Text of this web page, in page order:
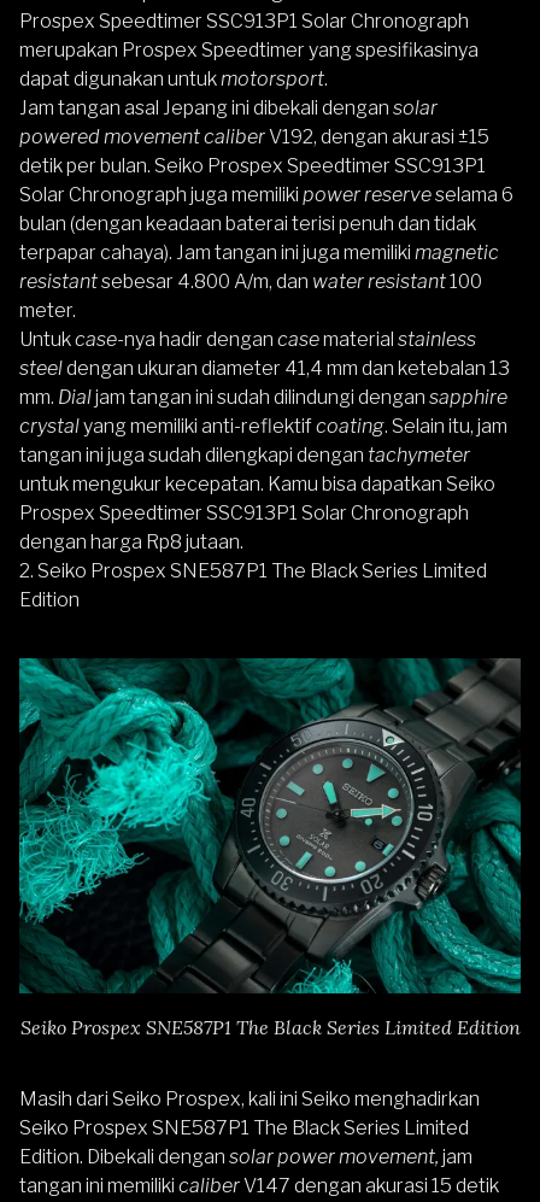
Prospex Speedtimer SSC913P1 Solar Chronograph
merupakan Prospex Speedtimer yang spesifikasinya
dapat digunakan untukmotorsport.
Jam tangan asal Jepang ini dibekali dengan solar
powered movement caliberV192, dengan akurasi ±15
detik per bulan. Seiko Prospex Speedtimer SSC913P1
Solar Chronograph juga memiliki power reserveselama 6
bulan (dengan keadaan baterai terisi penuh dan tidak
terpapar cahaya). Jam tangan ini juga memiliki magnetic
resistantsebesar 4.800 A/m, dan water resistant100
meter.
Untukcase-nya hadir dengan casematerial stainless
steeldengan ukuran diameter 41,4 mm dan ketebalan 13
mm. Dialjam tangan ini sudah dilindungi dengan sapphire
crystalyang memiliki anti-reflektifcoating. Selain itu, jam
tangan ini juga sudah dilengkapi dengan tachymeter
untuk mengukur kecepatan. Kamu bisa dapatkan Seiko
Prospex Speedtimer SSC913P1 Solar Chronograph
dengan harga Rp8 jutaan.
2. Seiko Prospex SNE587P1 The Black Series Limited
Edition
Seiko Prospex SNE587P1 The Black Series Limited Edition
Masih dari Seiko Prospex, kali ini Seiko menghadirkan
Seiko Prospex SNE587P1 The Black Series Limited
Edition. Dibekali dengan solar power movement, jam
tangan ini memiliki caliberV147 dengan akurasi 15 detik